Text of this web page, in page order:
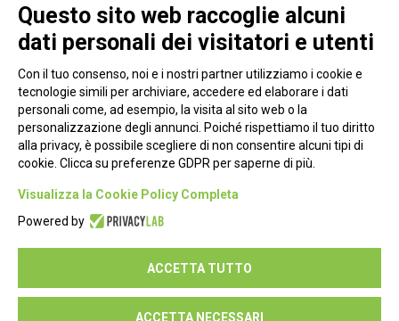
Piazza Alessandria, 24 - 00198 Roma
Privacy Policy
Seguici su:
Questo sito web raccoglie alcuni
dati personali dei visitatori e utenti
Con il tuo consenso, noi e i nostri partner utilizziamo i cookie e
tecnologie simili per archiviare, accedere ed elaborare i dati
personali come, ad esempio, la visita al sito web o la
personalizzazione degli annunci. Poiché rispettiamo il tuo diritto
alla privacy, è possibile scegliere di non consentire alcuni tipi di
cookie. Clicca su preferenze GDPR per saperne di più.
Visualizza la Cookie Policy Completa
Powered by
ACCETTA TUTTO
ACCETTA NECESSARI